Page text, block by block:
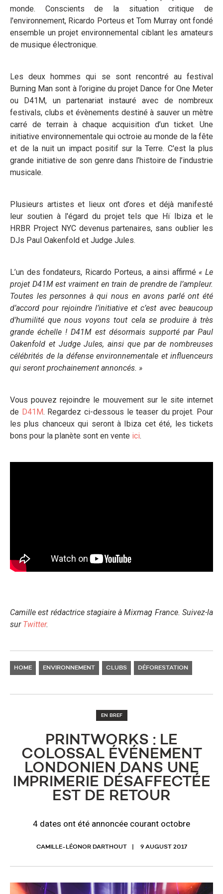
monde. Conscients de la situation critique de
l'environnement, Ricardo Porteus et Tom Murray ont fondé
ensemble un projet environnemental ciblant les amateurs
de musique électronique.
Les deux hommes qui se sont rencontré au festival
Burning Man sont à l’origine du projet Dance for One Meter
ou D41M, un partenariat instauré avec de nombreux
festivals, clubs et évènements destiné à sauver un mètre
carré de terrain à chaque acquisition d’un ticket. Une
initiative environnementale qui octroie au monde de la fête
et de la nuit un impact positif sur la Terre. C'est la plus
grande initiative de son genre dans l’histoire de l’industrie
musicale.
Plusieurs artistes et lieux ont d’ores et déjà manifesté
leur soutien à l'égard du projet tels que Hï Ibiza et le
HRBR Project NYC devenus partenaires, sans oublier les
DJs Paul Oakenfold et Judge Jules.
L’un des fondateurs, Ricardo Porteus, a ainsi affirmé « Le
projet D41M est vraiment en train de prendre de l’ampleur.
Toutes les personnes à qui nous en avons parlé ont été
d’accord pour rejoindre l’initiative et c’est avec beaucoup
d’humilité que nous voyons tout cela se produire à très
grande échelle ! D41M est désormais supporté par Paul
Oakenfold et Judge Jules, ainsi que par de nombreuses
célébrités de la défense environnementale et influenceurs
qui seront prochainement annoncés. »
Vous pouvez rejoindre le mouvement sur le site internet
de D41M. Regardez ci-dessous le teaser du projet. Pour
les plus chanceux qui seront à Ibiza cet été, les tickets
bons pour la planète sont en vente ici.
Camille est rédactrice stagiaire à Mixmag France. Suivez-la
sur Twitter.
HOME ENVIRONNEMENT CLUBS DÉFORESTATION
EN BREF
PRINTWORKS : LE
COLOSSAL ÉVÉNEMENT
LONDONIEN DANS UNE
IMPRIMERIE DÉSAFFECTÉE
EST DE RETOUR
4 dates ont été annoncée courant octobre
CAMILLE-LÉONOR DARTHOUT 9 AUGUST 2017